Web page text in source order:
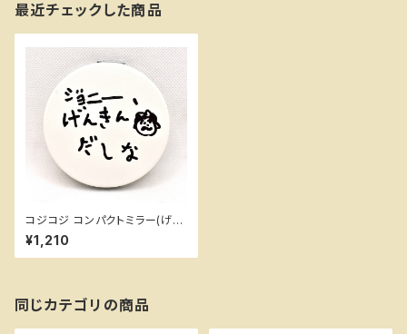
最近チェックした商品
コジコジ コンパクトミラー(げん
きんだしな) ちびまる子ちゃんラ
ンド
¥1,210
同じカテゴリの商品